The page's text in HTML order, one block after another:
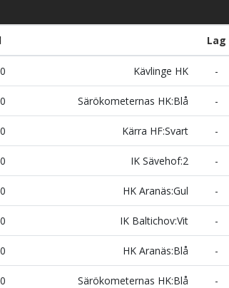
Lag
Kävlinge HK -
Särökometernas HK:Blå -
Kärra HF:Svart -
IK Sävehof:2 -
HK Aranäs:Gul -
IK Baltichov:Vit -
HK Aranäs:Blå -
Särökometernas HK:Blå -